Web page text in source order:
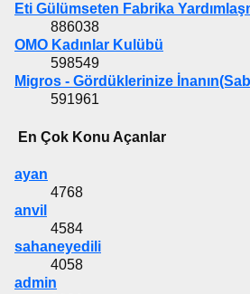
Eti Gülümseten Fabrika
886038
OMO Kadınlar Kulübü
598549
Migros - Gördüklerinize
591961
En Çok Konu Açanlar
ayan
4768
anvil
4584
sahaneyedili
4058
admin